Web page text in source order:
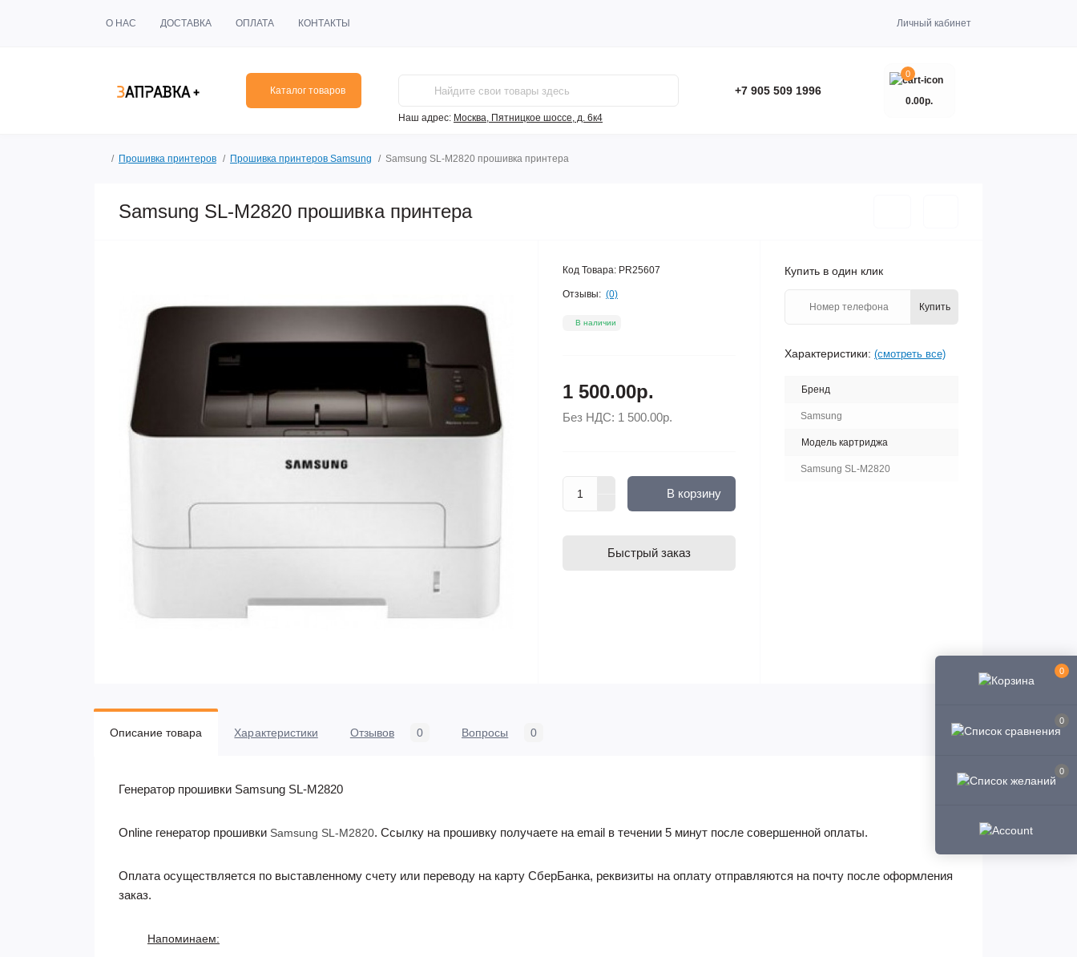
0
0
0
О НАС ДОСТАВКА ОПЛАТА КОНТАКТЫ Личный кабинет
Каталог товаров
Наш адрес: Москва, Пятницкое шоссе, д. 6к4
+7 905 509 1996
0
0.00р.
Прошивка принтеров Прошивка принтеров Samsung Samsung SL-M2820 прошивка принтера
Samsung SL-M2820 прошивка принтера
Код Товара: PR25607
Отзывы: (0)
В наличии
1 500.00р.
Без НДС: 1 500.00р.
В корзину
Быстрый заказ
Купить в один клик
Купить
Характеристики: (смотреть все)
Бренд
Samsung
Модель картриджа
Samsung SL-M2820
Описание товара Характеристики Отзывов 0 Вопросы 0
Генератор прошивки Samsung SL-M2820
Online генератор прошивки Samsung SL-M2820. Ссылку на прошивку получаете на email в течении 5 минут после совершенной оплаты.
Оплата осуществляется по выставленному счету или переводу на карту СберБанка, реквизиты на оплату отправляются на почту после оформления
заказ.
Напоминаем: